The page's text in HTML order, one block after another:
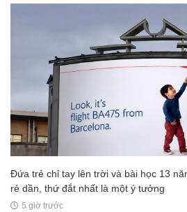
Đứa trẻ chỉ tay lên trời và bài học 13
rẻ dần, thứ đắt nhất là một ý tưởng
5 giờ trước